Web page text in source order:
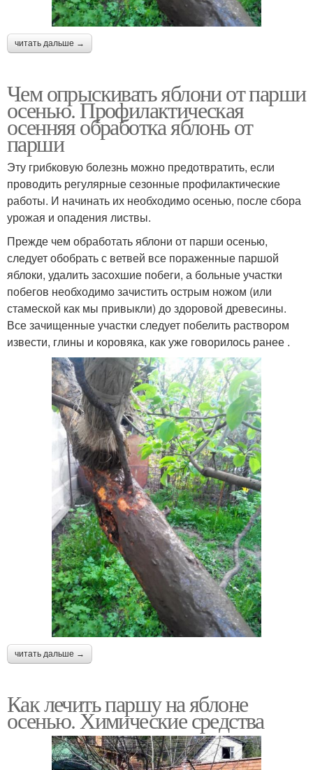
читать дальше →
Чем опрыскивать яблони от парши
осенью. Профилактическая
осенняя обработка яблонь от
парши
Эту грибковую болезнь можно предотвратить, если
проводить регулярные сезонные профилактические
работы. И начинать их необходимо осенью, после сбора
урожая и опадения листвы.
Прежде чем обработать яблони от парши осенью,
следует обобрать с ветвей все пораженные паршой
яблоки, удалить засохшие побеги, а больные участки
побегов необходимо зачистить острым ножом (или
стамеской как мы привыкли) до здоровой древесины.
Все зачищенные участки следует побелить раствором
извести, глины и коровяка, как уже говорилось ранее .
читать дальше →
Как лечить паршу на яблоне
осенью. Химические средства